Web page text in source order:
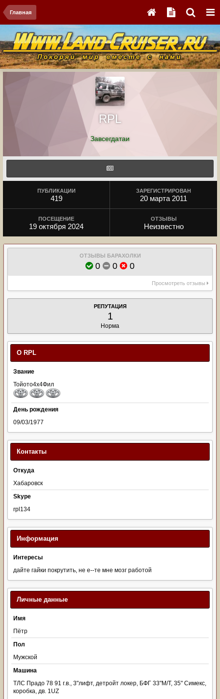
Главная
RPL
Завсегдатаи
ПУБЛИКАЦИИ
419
ЗАРЕГИСТРИРОВАН
20 марта 2011
ПОСЕЩЕНИЕ
19 октября 2024
ОТЗЫВЫ
Неизвестно
ОТЗЫВЫ БАРАХОЛКИ
0 0 0
Просмотреть отзывы
РЕПУТАЦИЯ
1
Норма
О RPL
Звание
Тойото4х4Фил
День рождения
09/03/1977
Контакты
Откуда
Хабаровск
Skype
rpl134
Информация
Интересы
дайте гайки покрутить, не е--те мне мозг работой
Личные данные
Имя
Пётр
Пол
Мужской
Машина
ТЛС Прадо 78 91 г.в., 3"лифт, детройт локер, БФГ 33"М/Т, 35" Симекс,
коробка, дв. 1UZ